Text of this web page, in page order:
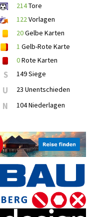
214Tore
122 Vorlagen
20Gelbe Karten
1 Gelb-Rote Karte
0Rote Karten
S 149 Siege
U 23 Unentschieden
N 104 Niederlagen